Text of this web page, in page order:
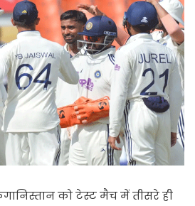
को टेस्ट मैच में तीसरे ही